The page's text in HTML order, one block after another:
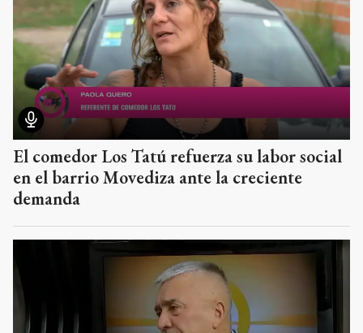
El comedor Los Tatú refuerza su labor social
en el barrio Movediza ante la creciente
demanda